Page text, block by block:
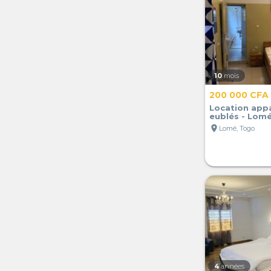
10 mois
200 000 CFA
Location
eublés -
location_on Lomé, Togo
4 années